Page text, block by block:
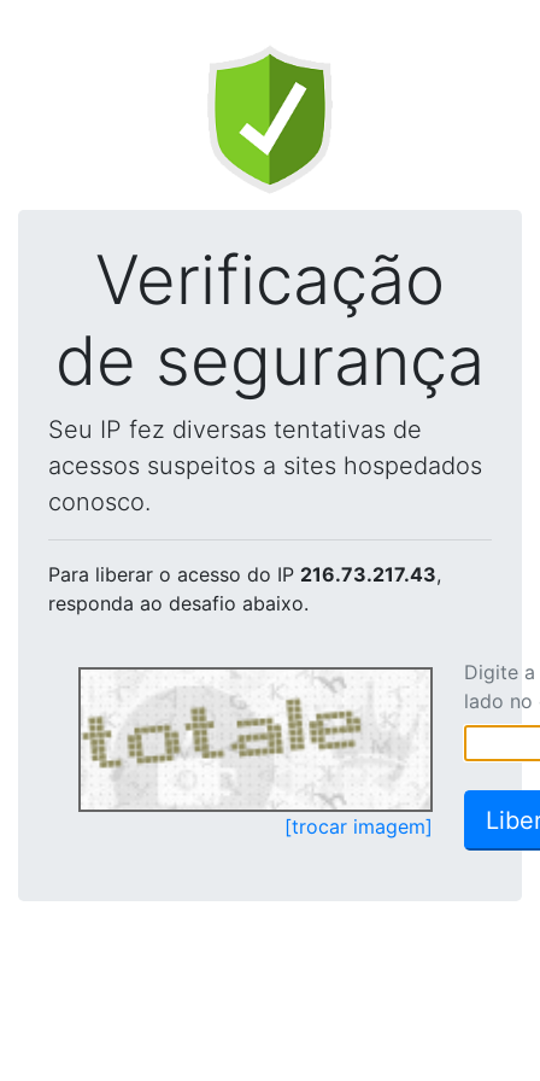
Verificação
de segurança
Seu IP fez diversas tentativas de
acessos suspeitos a sites hospedados
conosco.
Para liberar o acesso do IP 216.73.217.43,
responda ao desafio abaixo.
[trocar imagem]
Digite
lado no